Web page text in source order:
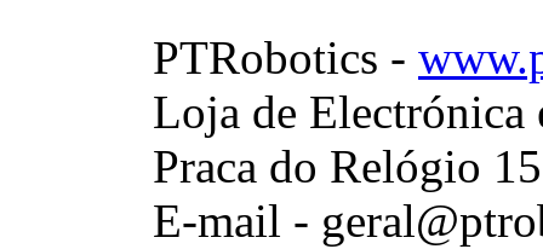
PTRobotics -
Loja de Electrónica
Praca do Relógio
E-mail -